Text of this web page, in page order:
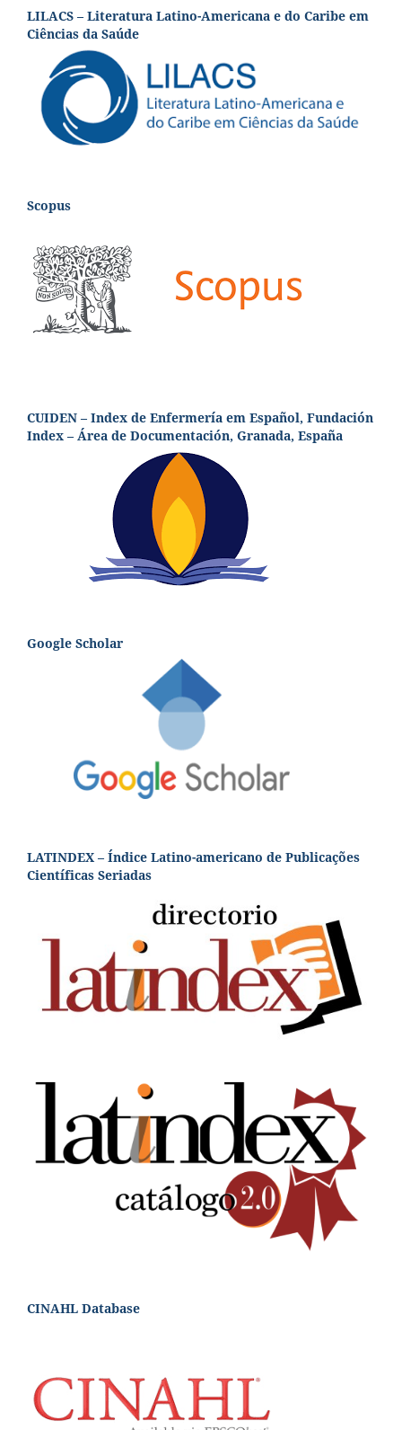
LILACS – Literatura Latino-Americana e do Caribe em
Ciências da Saúde
Scopus
CUIDEN – Index de Enfermería em Español, Fundación
Index – Área de Documentación, Granada, España
Google Scholar
LATINDEX – Índice Latino-americano de Publicações
Científicas Seriadas
CINAHL Database